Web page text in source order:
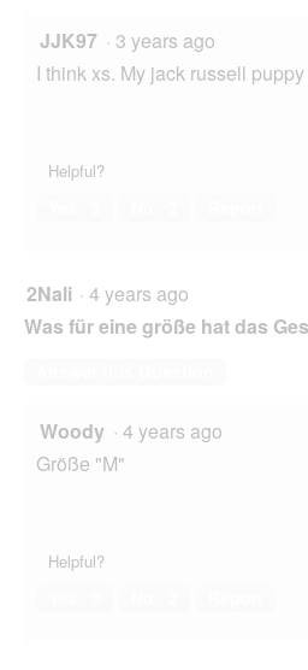
JJK97 · 3 years ago
I think xs. My jack russell
Helpful?
2Nali · 4 years ago
Was für eine größe hat das
Woody · 4 years ago
Größe "M"
Helpful?